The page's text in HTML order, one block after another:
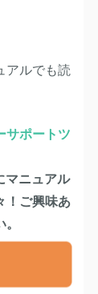
アルでも読
サポートツ
マニュアル
！ご興味あ